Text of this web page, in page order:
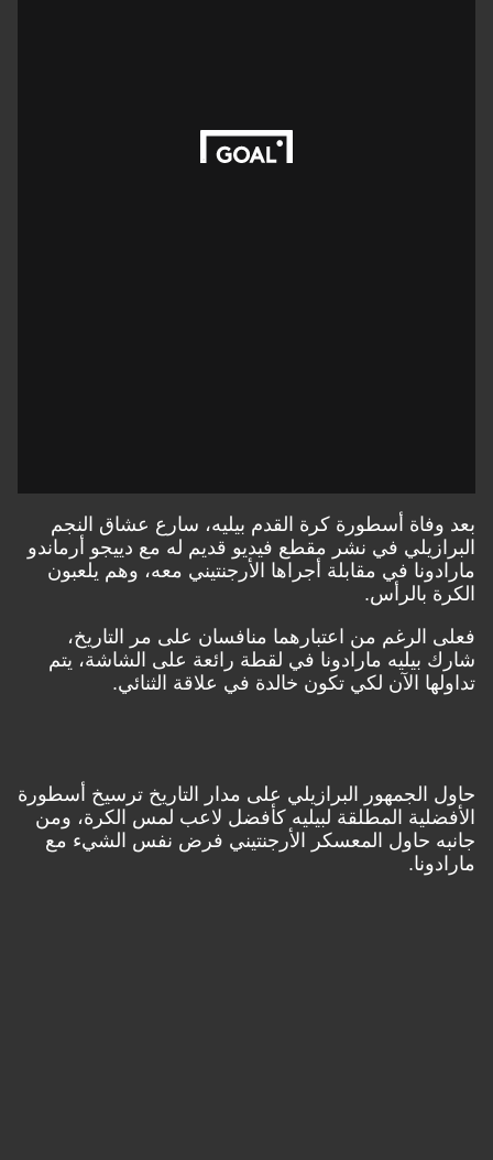
بعد وفاة أسطورة كرة القدم بيليه، سارع عشاق النجم
البرازيلي في نشر مقطع فيديو قديم له مع دييجو أرماندو
مارادونا في مقابلة أجراها الأرجنتيني معه، وهم يلعبون
الكرة بالرأس.
فعلى الرغم من اعتبارهما منافسان على مر التاريخ،
شارك بيليه مارادونا في لقطة رائعة على الشاشة، يتم
تداولها الآن لكي تكون خالدة في علاقة الثنائي.
حاول الجمهور البرازيلي على مدار التاريخ ترسيخ أسطورة
الأفضلية المطلقة لبيليه كأفضل لاعب لمس الكرة، ومن
جانبه حاول المعسكر الأرجنتيني فرض نفس الشيء مع
مارادونا.